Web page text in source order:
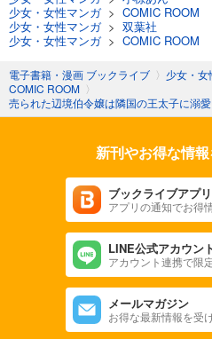
少女・女性マンガ> COMIC ROOM
少女・女性マンガ> 双葉社
少女・女性マンガ> COMIC ROOM
電子書籍・漫画 ブックライブ 〉 少女・
COMIC ROOM 〉
売られた辺境伯令嬢は隣国の王太子に溺
新刊やお得な情報
ブックライブアプリ
アプリの通知でお得
LINE公式アカウン
アカウント連携で限
メールマガジン
お得な最新情報を受